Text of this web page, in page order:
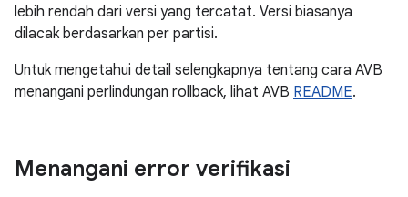
lebih rendah dari versi yang tercatat. Versi biasanya
dilacak berdasarkan per partisi.
Untuk mengetahui detail selengkapnya tentang cara AVB
menangani perlindungan rollback, lihat AVB README.
Menangani error verifikasi